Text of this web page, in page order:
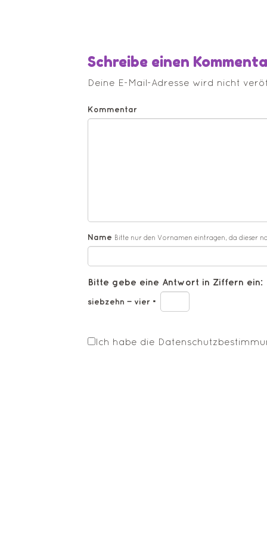
Schreibe einen
Deine E-Mail-Adresse wird nicht
Kommentar
Name Bitte nur den Vornamen eintragen, da dieser
Bitte gebe eine Antwort in Ziffern ein:
siebzehn − vier =
Ich habe die